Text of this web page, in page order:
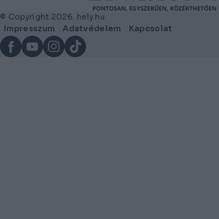
© Copyright 2026. hely.hu
Lábléc
menü
Impresszum Adatvédelem
Kapcsolat
FacebookYouTubeInstagram